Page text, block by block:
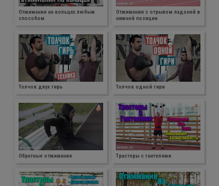
Отжимания на кольцах любым
способом
Отжимания с отрывом ладоней в
нижней позиции
Толчок двух гирь Толчок одной гири
Обратные отжимания Трастеры с гантелями